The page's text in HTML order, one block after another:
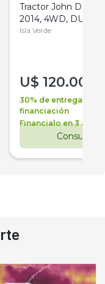
Tractor John Deere
2014, 4WD, DUAL
Isla Verde
U$ 120.000
30% de entrega +
financiación
Financialo en 3 años
Consultar